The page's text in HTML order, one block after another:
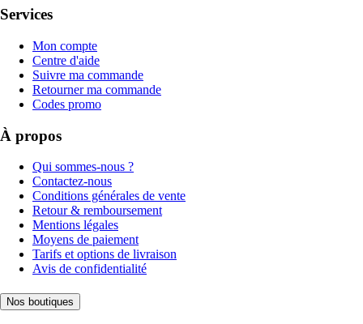
Services
Mon compte
Centre d'aide
Suivre ma commande
Retourner ma commande
Codes promo
À propos
Qui sommes-nous ?
Contactez-nous
Conditions générales de vente
Retour & remboursement
Mentions légales
Moyens de paiement
Tarifs et options de livraison
Avis de confidentialité
Nos boutiques